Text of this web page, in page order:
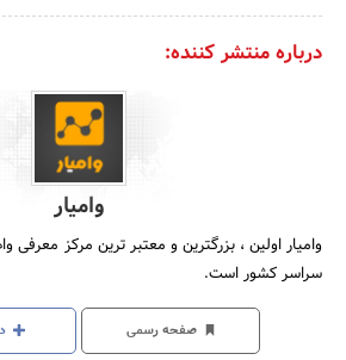
درباره منتشر کننده:
وامیار
وامیار اولین ، بزرگترین و معتبر ترین مرکز معرفی
سراسر کشور است.
صفحه رسمی